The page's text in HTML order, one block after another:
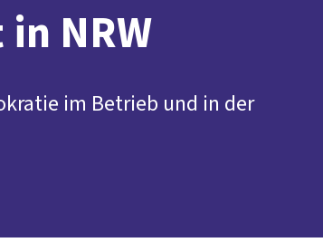
NRW
im Betrieb und in der